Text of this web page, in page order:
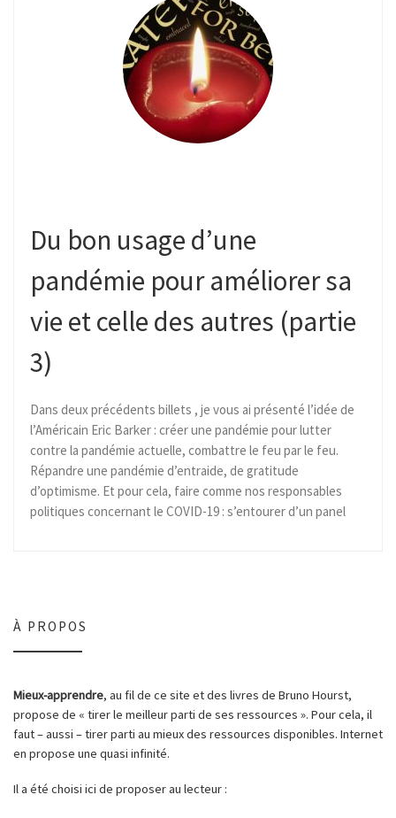
Du bon usage d’une
pandémie pour améliorer sa
vie et celle des autres (partie
3)
Dans deux précédents billets , je vous ai présenté l’idée de
l’Américain Eric Barker : créer une pandémie pour lutter
contre la pandémie actuelle, combattre le feu par le feu.
Répandre une pandémie d’entraide, de gratitude
d’optimisme. Et pour cela, faire comme nos responsables
politiques concernant le COVID-19 : s’entourer d’un panel
À PROPOS
Mieux-apprendre, au fil de ce site et des livres de Bruno Hourst,
propose de « tirer le meilleur parti de ses ressources ». Pour cela, il
faut – aussi – tirer parti au mieux des ressources disponibles. Internet
en propose une quasi infinité.
Il a été choisi ici de proposer au lecteur :